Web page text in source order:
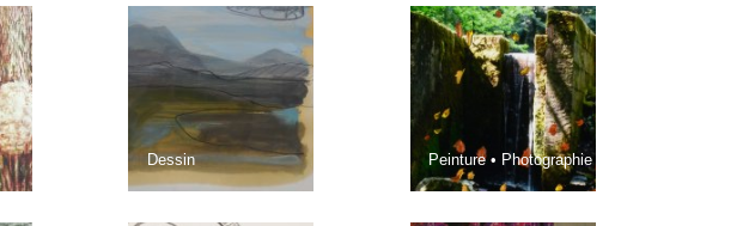
Dessin Peinture • Photographie